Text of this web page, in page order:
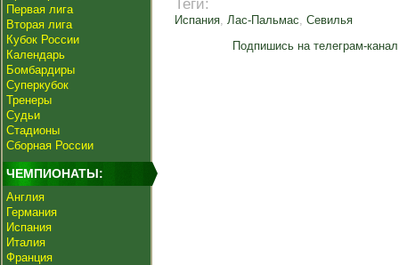
Первая лига
Вторая лига
Кубок России
Календарь
Бомбардиры
Суперкубок
Тренеры
Судьи
Стадионы
Сборная России
ЧЕМПИОНАТЫ:
Англия
Германия
Испания
Италия
Франция
Теги:
Испания, Лас-Пальмас, Севилья
Подпишись на телеграм-